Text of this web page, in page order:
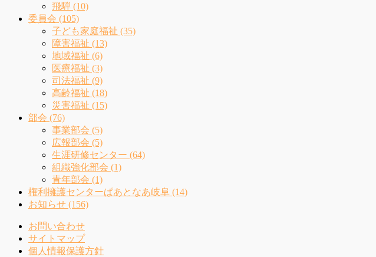
飛騨 (10)
委員会 (105)
子ども家庭福祉 (35)
障害福祉 (13)
地域福祉 (6)
医療福祉 (3)
司法福祉 (9)
高齢福祉 (18)
災害福祉 (15)
部会 (76)
事業部会 (5)
広報部会 (5)
生涯研修センター (64)
組織強化部会 (1)
青年部会 (1)
権利擁護センターぱあとなあ岐阜 (14)
お知らせ (156)
お問い合わせ
サイトマップ
個人情報保護方針